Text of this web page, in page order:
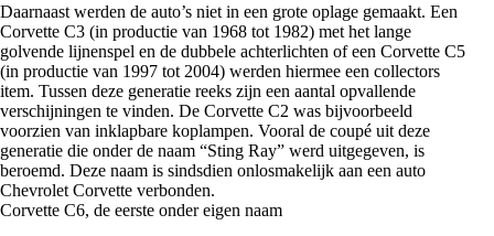
Daarnaast werden de auto’s niet in een grote oplage gemaakt. Een
Corvette C3 (in productie van 1968 tot 1982) met het lange
golvende lijnenspel en de dubbele achterlichten of een Corvette C5
(in productie van 1997 tot 2004) werden hiermee een collectors
item. Tussen deze generatie reeks zijn een aantal opvallende
verschijningen te vinden. De Corvette C2 was bijvoorbeeld
voorzien van inklapbare koplampen. Vooral de coupé uit deze
generatie die onder de naam “Sting Ray” werd uitgegeven, is
beroemd. Deze naam is sindsdien onlosmakelijk aan een auto
Chevrolet Corvette verbonden.
Corvette C6, de eerste onder eigen naam